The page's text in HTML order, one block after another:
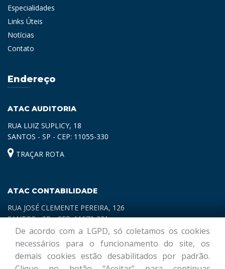
Especialidades
Links Úteis
Notícias
Contato
Endereço
ATAC AUDITORIA
RUA LUIZ SUPLICY, 18
SANTOS - SP - CEP: 11055-330
TRAÇAR ROTA
ATAC CONTABILIDADE
RUA JOSÉ CLEMENTE PEREIRA, 126
SANTOS - SP - CEP: 11070-321
TRAÇAR ROTA
De acordo com a LGPD, só coletamos os cookies
necessários para o funcionamento do site, os
demais cookies estão desabilitados por padrão.